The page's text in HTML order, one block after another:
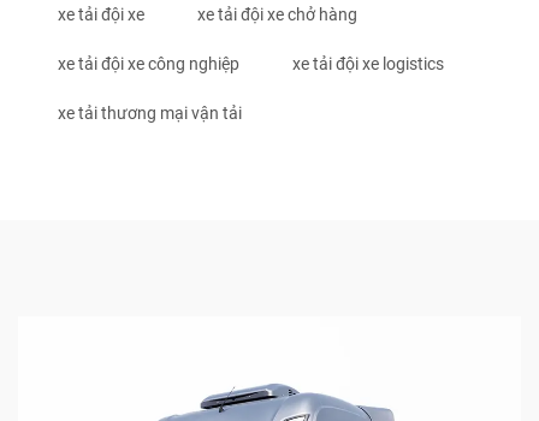
xe tải đội xe xe tải đội xe chở hàng
xe tải đội xe công nghiệp xe tải đội xe logistics
xe tải thương mại vận tải